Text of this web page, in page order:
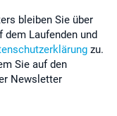
bleiben Sie über
dem Laufenden und
zu.
Sie auf den
Newsletter